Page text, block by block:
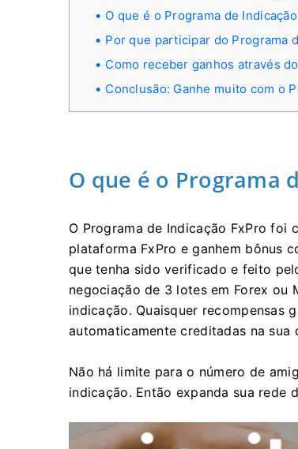
O que é o Programa de
Por que participar do Programa
Como receber ganhos através
Conclusão: Ganhe muito com o
O que é o Programa
O Programa de Indicação FxPro foi
plataforma FxPro e ganhem bônus
que tenha sido verificado e feito
negociação de 3 lotes em Forex
indicação. Quaisquer recompensas
automaticamente creditadas na
Não há limite para o número de
indicação. Então expanda sua rede